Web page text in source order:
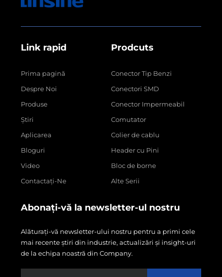
Link rapid
Prima pagină
Despre Noi
Produse
Știri
Aplicarea
Bloguri
Video
Contactați-Ne
Prodcuts
Conector Tip Benzi
Conectori SMD
Conector Impermeabil
Comutator
Colier de cablu
Header cu Pini
Bloc de borne
Alte Serii
Abonați-vă la newsletter-ul nostru
Alăturați-vă newsletter-ului nostru pentru a primi cele
mai recente știri din industrie, actualizări și insight-uri
de la echipa noastră din Company.